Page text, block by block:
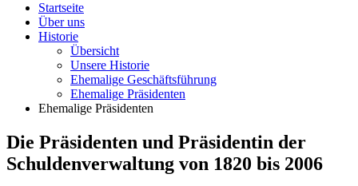
Startseite
Über uns
Historie
Übersicht
Unsere Historie
Ehemalige Geschäftsführung
Ehemalige Präsidenten
Ehemalige Präsidenten
Die Präsidenten und Präsidentin der
Schuldenverwaltung von 1820 bis 2006